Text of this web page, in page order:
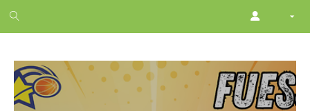
month